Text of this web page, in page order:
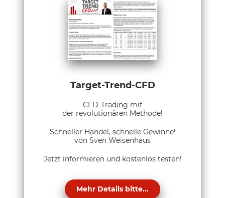
Target-Trend-CFD
CFD-Trading mit
der revolutionären Methode!
Schneller Handel, schnelle Gewinne!
von Sven Weisenhaus
Jetzt informieren und kostenlos testen!
Mehr Details bitte...